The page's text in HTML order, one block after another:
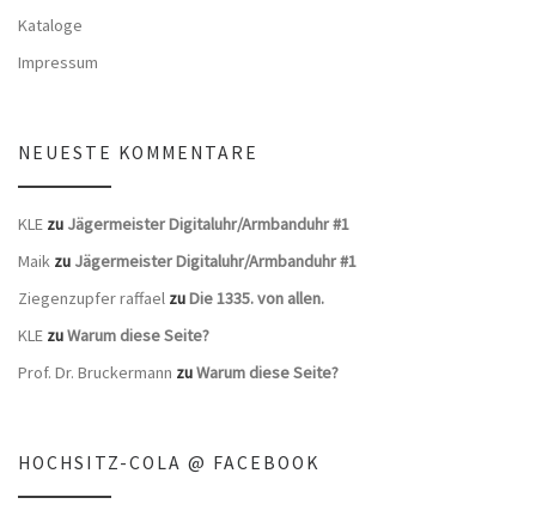
Kataloge
Impressum
NEUESTE KOMMENTARE
KLE zu Jägermeister Digitaluhr/Armbanduhr #1
Maik zu Jägermeister Digitaluhr/Armbanduhr #1
Ziegenzupfer raffael zuDie 1335. von allen.
KLE zuWarum diese Seite?
Prof. Dr. Bruckermann zuWarum diese Seite?
HOCHSITZ-COLA @ FACEBOOK